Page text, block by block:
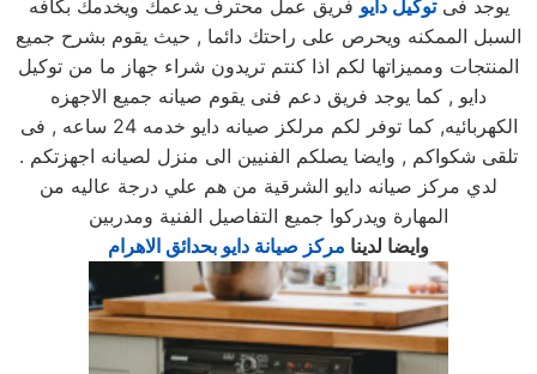
يوجد فىتوكيل دايو فريق عمل محترف يدعمك ويخدمك بكافه
السبل الممكنه ويحرص على راحتك دائما , حيث يقوم بشرح جميع
المنتجات ومميزاتها لكم اذا كنتم تريدون شراء جهاز ما من توكيل
دايو , كما يوجد فريق دعم فنى يقوم صيانه جميع الاجهزه
الكهربائيه, كما توفر لكم مرلكز صيانه دايو خدمه 24 ساعه , فى
تلقى شكواكم , وايضا يصلكم الفنيين الى منزل لصيانه اجهزتكم .
لدي مركز صيانه دايو الشرقية من هم علي درجة عاليه من
المهارة ويدركوا جميع التفاصيل الفنية ومدربين
وايضا لدينا مركز صيانة دايو بحدائق الاهرام